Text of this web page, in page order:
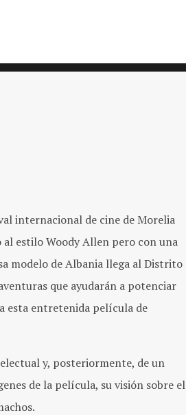
internacional de cine de Morelia
al estilo Woody Allen pero con una
modelo de Albania llega al Distrito
que ayudarán a potenciar
esta entretenida película de
y, posteriormente, de un
de la película, su visión sobre el